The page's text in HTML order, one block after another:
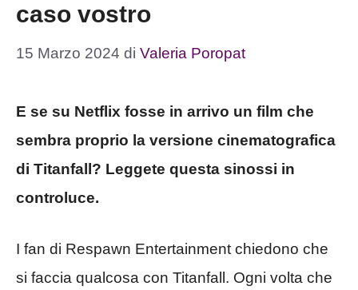
caso vostro
15 Marzo 2024 di Valeria Poropat
E se su Netflix fosse in arrivo un film che
sembra proprio la versione cinematografica
di Titanfall? Leggete questa sinossi in
controluce.
I fan di Respawn Entertainment chiedono che
si faccia qualcosa con Titanfall. Ogni volta che